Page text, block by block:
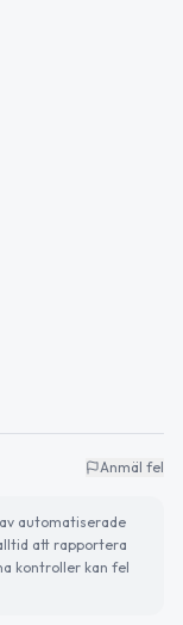
Anmäl fel
automatiserade
att rapportera
kontroller kan fel